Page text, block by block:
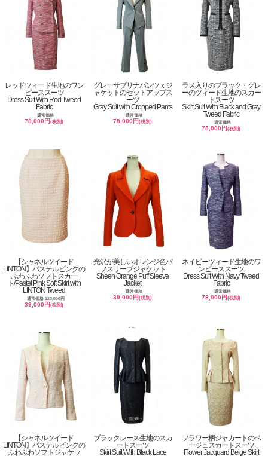
レッドツィード生地のワン
ピーススーツ
Dress Suit With Red Tweed
Fabric
通常価格
78,000円(税別)
グレーサブリナパンツｘジ
ャケットのセットアップス
ーツ
Gray Suit with Cropped Pants
通常価格
78,000円(税別)
ラメ入りのブラック・グレ
ーのツィード生地のスカー
トスーツ
Skirt Suit With Black and Gray
Tweed Fabric
通常価格
78,000円(税別)
【シャネルツイード
LINTON】パステルピンクの
ふわふわソフトスカー
ト/Pastel Pink Soft Skirt with
LINTON Tweed
通常価格 120,000円
39,000円(税別)
光沢が美しいオレンジ色パ
フスリーブジャケット
Sheen Orange Puff Sleeve
Jacket
通常価格
39,000円(税別)
ネイビーツィード生地のワ
ンピーススーツ
Dress Suit With Navy Tweed
Fabric
通常価格
78,000円(税別)
【シャネルツイード
LINTON】パステルピンクの
ふわふわソフトジャケッ
ブラックレース生地のスカ
ートスーツ
Skirt Suit With Black Lace
フラワー柄ジャカートのベ
ージュスカートスーツ
Flower Jacquard Beige Skirt